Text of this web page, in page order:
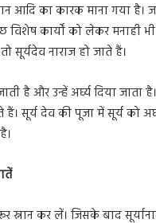
आदि का कारक माना गया
विशेष कार्यों को लेकर मनाही
सूर्यदेव नाराज हो जाते हैं।
है और उन्हें अर्घ्य दिया
सूर्य देव की पूजा में सूर्य को
कर लें। जिसके बाद